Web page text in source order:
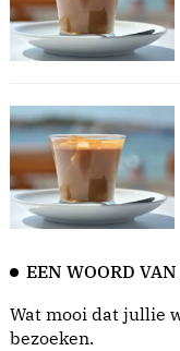
EEN WOORD
Wat mooi dat jullie
bezoeken.